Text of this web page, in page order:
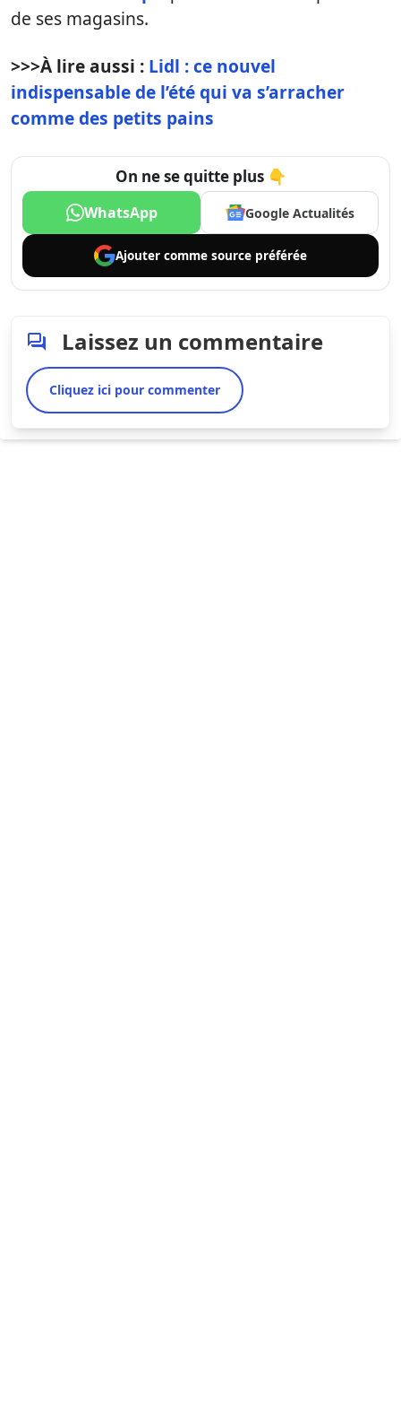
de ses magasins.
>>>À lire aussi : Lidl : ce nouvel
indispensable de l’été qui va s’arracher
comme des petits pains
On ne se quitte plus 👇
WhatsApp Google Actualités
Ajouter comme source préférée
Laissez un commentaire
Cliquez ici pour commenter